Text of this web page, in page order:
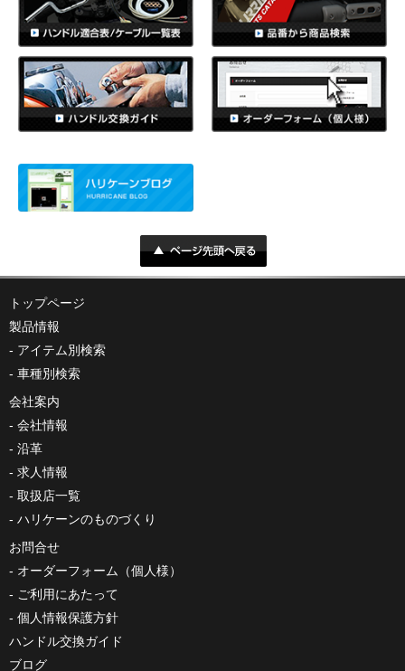
トップページ
製品情報
アイテム別検索
車種別検索
会社案内
会社情報
沿革
求人情報
取扱店一覧
ハリケーンのものづくり
お問合せ
オーダーフォーム（個人様）
ご利用にあたって
個人情報保護方針
ハンドル交換ガイド
ブログ